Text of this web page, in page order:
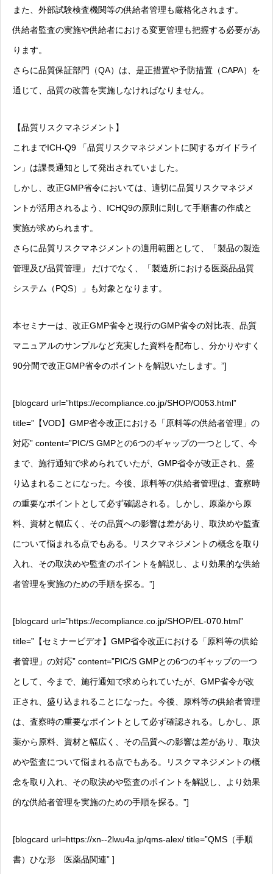
また、外部試験検査機関等の供給者管理も厳格化されます。
供給者監査の実施や供給者における変更管理も把握する必要があ
ります。
さらに品質保証部門（QA）は、是正措置や予防措置（CAPA）を
通じて、品質の改善を実施しなければなりません。
【品質リスクマネジメント】
これまでICH-Q9 「品質リスクマネジメントに関するガイドライ
ン」は課長通知として発出されていました。
しかし、改正GMP省令においては、適切に品質リスクマネジメ
ントが活用されるよう、ICHQ9の原則に則して手順書の作成と
実施が求められます。
さらに品質リスクマネジメントの適用範囲として、「製品の製造
管理及び品質管理」 だけでなく、「製造所における医薬品品質
システム（PQS）」も対象となります。
本セミナーは、改正GMP省令と現行のGMP省令の対比表、品質
マニュアルのサンプルなど充実した資料を配布し、分かりやすく
90分間で改正GMP省令のポイントを解説いたします。”]
[blogcard url=”https://ecompliance.co.jp/SHOP/O053.html”
title=”【VOD】GMP省令改正における「原料等の供給者管理」の
対応” content=”PIC/S GMPとの6つのギャップの一つとして、今
まで、施行通知で求められていたが、GMP省令が改正され、盛
り込まれることになった。今後、原料等の供給者管理は、査察時
の重要なポイントとして必ず確認される。しかし、原薬から原
料、資材と幅広く、その品質への影響は差があり、取決めや監査
について悩まれる点でもある。リスクマネジメントの概念を取り
入れ、その取決めや監査のポイントを解説し、より効果的な供給
者管理を実施のための手順を探る。”]
[blogcard url=”https://ecompliance.co.jp/SHOP/EL-070.html”
title=”【セミナービデオ】GMP省令改正における「原料等の供給
者管理」の対応” content=”PIC/S GMPとの6つのギャップの一つ
として、今まで、施行通知で求められていたが、GMP省令が改
正され、盛り込まれることになった。今後、原料等の供給者管理
は、査察時の重要なポイントとして必ず確認される。しかし、原
薬から原料、資材と幅広く、その品質への影響は差があり、取決
めや監査について悩まれる点でもある。リスクマネジメントの概
念を取り入れ、その取決めや監査のポイントを解説し、より効果
的な供給者管理を実施のための手順を探る。”]
[blogcard url=https://xn--2lwu4a.jp/qms-alex/ title=”QMS（手順
書）ひな形 医薬品関連” ]